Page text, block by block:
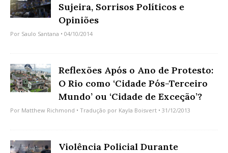
Sujeira, Sorrisos Políticos e
Opiniões
Por Saulo Santana • 04/10/2014
Reflexões Após o Ano de Protesto:
O Rio como ‘Cidade Pós-Terceiro
Mundo’ ou ‘Cidade de Exceção’?
Por Matthew Richmond • Tradução por Kayla Boisvert • 31/12/2013
Violência Policial Durante